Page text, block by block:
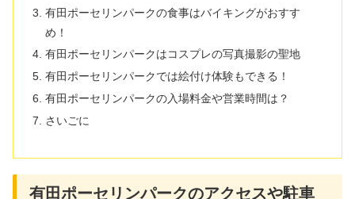
有田ポーセリンパークの食事はバイキングがおすす
め！
有田ポーセリンパークはコスプレの写真撮影の聖地
有田ポーセリンパークでは絵付け体験もできる！
有田ポーセリンパークの入場料金や営業時間は？
さいごに
有田ポーセリンパークのアクセスや駐車